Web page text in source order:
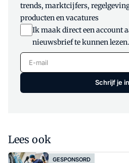
trends, marktcijfers,
producten en vacatures
Ik maak direct een account
nieuwsbrief te kunnen lezen.
E-mail
Schrijf je
Lees ook
GESPONSORD